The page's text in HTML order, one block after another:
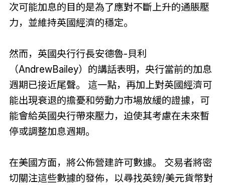
次可能加息的目的是為了應對不斷上升的通脹壓
力，並維持英國經濟的穩定。
然而，英國央行行長安德魯-貝利
（AndrewBailey）的講話表明，央行當前的加息
週期已接近尾聲。 這一點，再加上對英國經濟可
能出現衰退的擔憂和勞動力市場放緩的證據，可
能會給英國央行帶來壓力，迫使其考慮在未來暫
停或調整加息週期。
在美國方面，將公佈營建許可數據。 交易者將密
切關注這些數據的發佈，以尋找英鎊/美元貨幣對